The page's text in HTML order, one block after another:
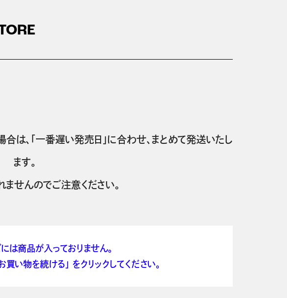
は、「一番遅い発売日」に合わせ、まとめて発送いたし
ます。
せんのでご注意ください。
は商品が入っておりません。
い物を続ける」 をクリックしてください。